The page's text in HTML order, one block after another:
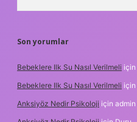
Son yorumlar
Bebeklere Ilk Su Nasıl Verilmeli için
Bebeklere Ilk Su Nasıl Verilmeli için
Anksiyöz Nedir Psikoloji için admin